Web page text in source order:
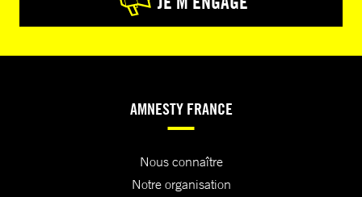
AMNESTY FRANCE
Nous connaître
Notre organisation